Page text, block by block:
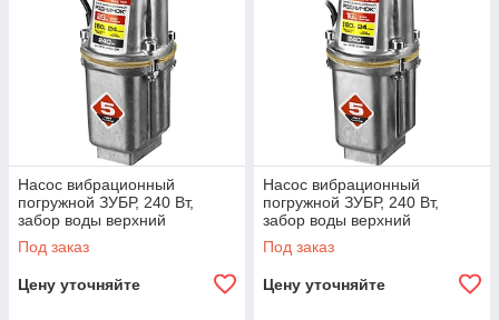
Насос вибрационный
погружной ЗУБР, 240 Вт,
забор воды верхний
(НПВ-240-25)
Под заказ
Цену уточняйте
Насос вибрационный
погружной ЗУБР, 240 Вт,
забор воды верхний
(НПВ-240-16)
Под заказ
Цену уточняйте